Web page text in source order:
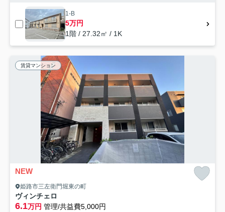
1-B
5万円
1階 / 27.32㎡ / 1K
賃貸マンション
NEW
姫路市三左衛門堀東の町
ヴィンチェロ
6.1万円 管理/共益費5,000円